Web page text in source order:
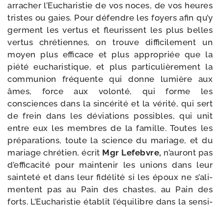
arra­cher l’Eucharistie de vos noces, de vos heures
tristes ou gaies. Pour défendre les foyers afin qu’y
germent les ver­tus et fleu­rissent les plus belles
ver­tus chré­tiennes, on trouve dif­fi­ci­le­ment un
moyen plus effi­cace et plus appro­priée que la
pié­té eucha­ris­tique, et plus par­ti­cu­liè­re­ment la
com­mu­nion fré­quente qui donne lumière aux
âmes, force aux volon­té, qui forme les
consciences dans la sin­cé­ri­té et la véri­té, qui sert
de frein dans les dévia­tions pos­sibles, qui unit
entre eux les membres de la famille. Toutes les
pré­pa­ra­tions, toute la science du mariage, et du
mariage chré­tien, écrit Mgr Lefebvre, n’au­ront pas
d’ef­fi­ca­ci­té pour main­te­nir les unions dans leur
sain­te­té et dans leur fidé­li­té si les époux ne s’a­li­
mentent pas au Pain des chastes, au Pain des
forts. L’Eucharistie éta­blit l’é­qui­libre dans la sen­si­